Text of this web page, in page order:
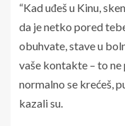
“Kad uđeš u Kinu,
da je netko pored
obuhvate, stave u
vaše kontakte – to
normalno se krećeš,
kazali su.